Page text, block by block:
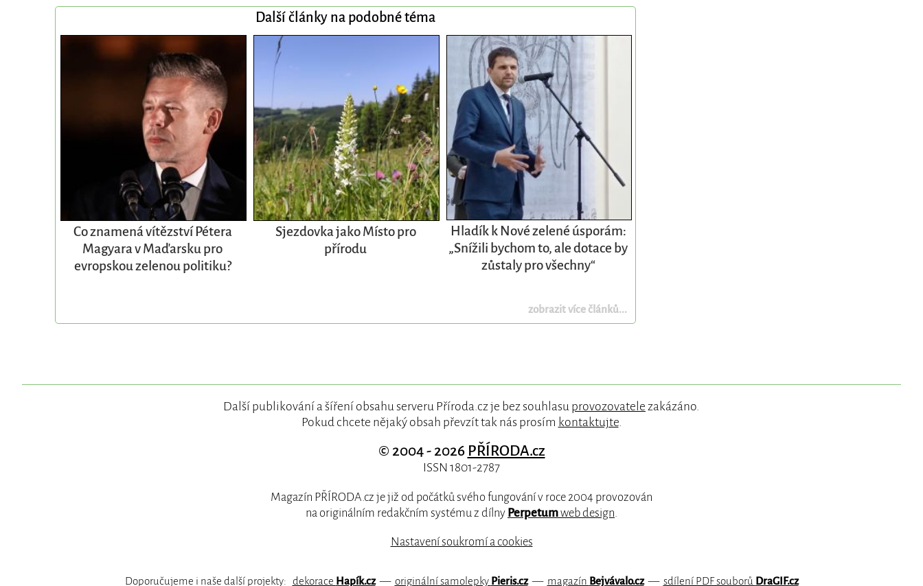
Další články na podobné téma
Co znamená vítězství Pétera
Magyara v Maďarsku pro
evropskou zelenou politiku?
Sjezdovka jako Místo pro
přírodu
Hladík k Nové zelené úsporám:
„Snížili bychom to, ale dotace by
zůstaly pro všechny“
zobrazit více článků...
Další publikování a šíření obsahu serveru Příroda.cz je bez souhlasu provozovatele zakázáno.
Pokud chcete nějaký obsah převzít tak nás prosím kontaktujte.
© 2004 - 2026 PŘÍRODA.cz
ISSN 1801-2787
Magazín PŘÍRODA.cz je již od počátků svého fungování v roce 2004 provozován
na originálním redakčním systému z dílny Perpetumweb design.
Nastavení soukromí a cookies
Doporučujeme i naše další projekty: dekorace Hapík.cz— originální samolepky Pieris.cz— magazín Bejvávalo.cz— sdílení PDF souborů DraGIF.cz